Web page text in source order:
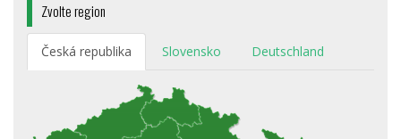
Zvolte region
Česká republika Slovensko Deutschland